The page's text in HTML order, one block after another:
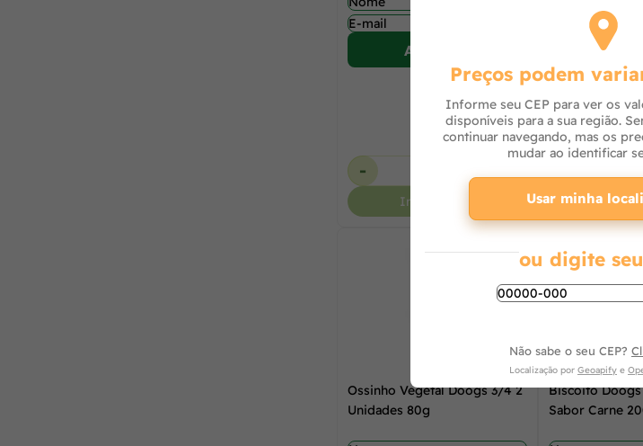
Avise-me
-
Indisponível
Ossinho Vegetal Doogs 3/4 2
Unidades 80g
Biscoito Doogs
Sabor Carne
Preços podem
Informe seu CEP para ver os
disponíveis para a sua região.
continuar navegando, mas os
mudar ao identificar
Usar minha
ou digite
Não sabe o seu CEP?
Localização por Geoapify e